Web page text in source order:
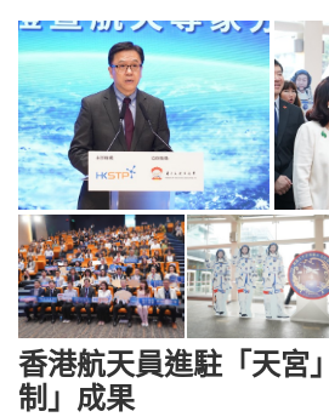
香港航天員進駐「天宮
制」成果